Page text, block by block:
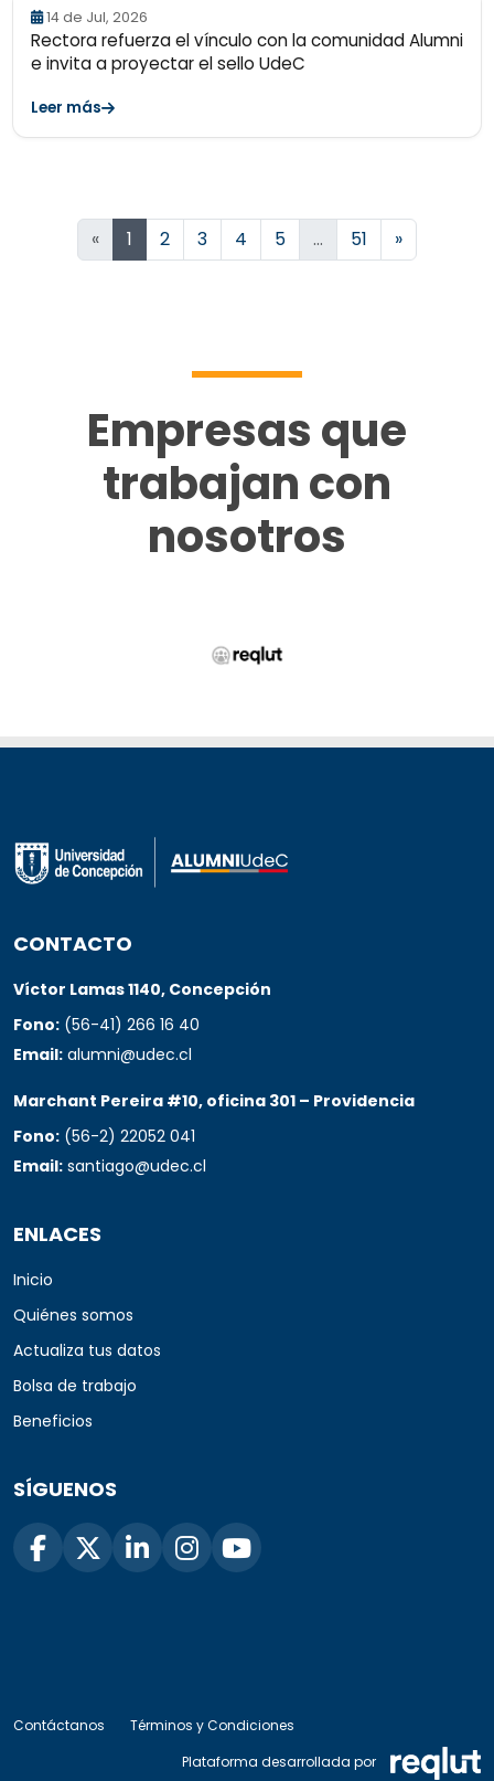
14 de Jul, 2026
Rectora refuerza el vínculo con la comunidad Alumni
e invita a proyectar el sello UdeC
Leer más
« 1 2 3 4 5 … 51 »Siguiente
Empresas que
trabajan con
nosotros
CONTACTO
Víctor Lamas 1140, Concepción
Fono: (56-41) 266 16 40
Email: alumni@udec.cl
Marchant Pereira #10, oficina 301 – Providencia
Fono: (56-2) 22052 041
Email: santiago@udec.cl
ENLACES
Inicio
Quiénes somos
Actualiza tus datos
Bolsa de trabajo
Beneficios
SÍGUENOS
Contáctanos
Términos y Condiciones
Plataforma desarrollada por